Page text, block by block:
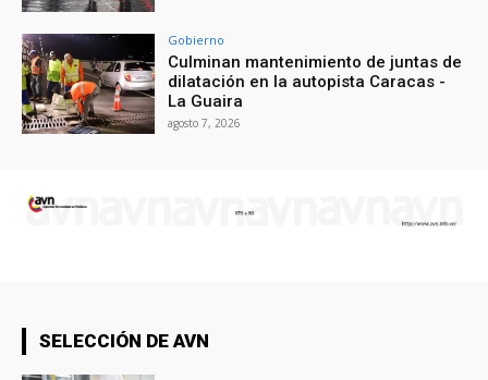
Gobierno
Culminan mantenimiento de juntas de
dilatación en la autopista Caracas -
La Guaira
agosto 7, 2026
SELECCIÓN DE AVN